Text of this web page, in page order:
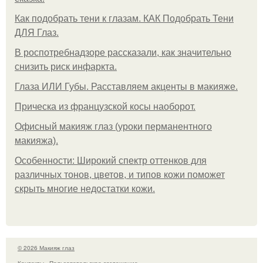
Как подобрать тени к глазам. КАК Подобрать Тени
ДЛЯ Глаз.
В роспотребнадзоре рассказали, как значительно
снизить риск инфаркта.
Глаза ИЛИ Губы. Расставляем акценты в макияже.
Прическа из французской косы наоборот.
Офисный макияж глаз (уроки перманентного
макияжа).
Особенности: Широкий спектр оттенков для
различных тонов, цветов, и типов кожи поможет
скрыть многие недостатки кожи.
© 2026 Макияж глаз